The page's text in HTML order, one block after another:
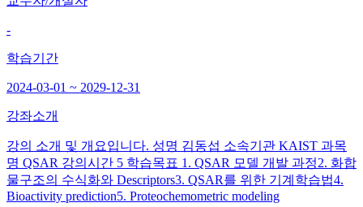
-
학습기간
2024-03-01 ~ 2029-12-31
강좌소개
강의 소개 및 개요입니다. 성명 김동섭 소속기관 KAIST 과목
명 QSAR 강의시간 5 학습목표 1. QSAR 모델 개발 과정2. 화합
물구조의 수식화와 Descriptors3. QSAR를 위한 기계학습법4.
Bioactivity prediction5. Proteochemometric modeling